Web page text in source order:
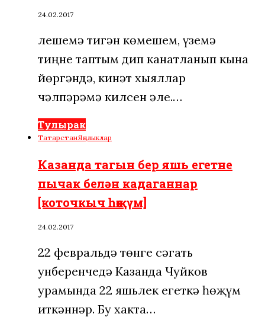
24.02.2017
Өлешемә тигән көмешем, үземә
тиңне таптым дип канатланып кына
йөргәндә, кинәт хыяллар
чәлпәрәмә килсен әле.…
Тулырак
ТатарстанЯңалыклар
Казанда тагын бер яшь егетне
пычак белән кадаганнар
[коточкыч һөҗүм]
24.02.2017
22 февральдә төнге сәгать
унберенчедә Казанда Чуйков
урамында 22 яшьлек егеткә һөҗүм
иткәннәр. Бу хакта…